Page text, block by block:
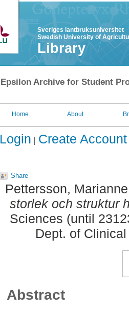
Sveriges lantbruksuniversitet
Swedish University of
Library
Epsilon Archive for Student
Home About
Login Create Account
Share
Pettersson, Marianne
storlek och struktur
Sciences (until
Dept. of
Abstract